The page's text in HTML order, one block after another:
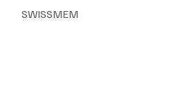
SWISSMEM